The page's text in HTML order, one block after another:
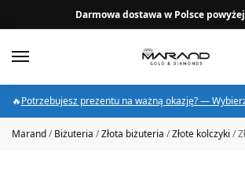
Darmowa dostawa w Polsce powyżej
🔥Potrzebujesz prezentu na ważną okazję? —
Marand/Biżuteria /Złota biżuteria /Złote kolczyki /